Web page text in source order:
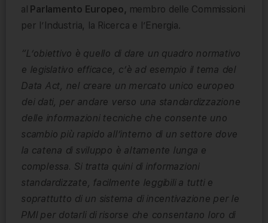
al Parlamento Europeo, membro delle Commissioni
per l’Industria, la Ricerca e l’Energia.
“L’obiettivo è quello di dare un quadro normativo
e legislativo efficace, c’è ad esempio il tema del
Data Act, nel creare un mercato unico europeo
dei dati, per andare verso una standardizzazione
delle informazioni tecniche che consente uno
scambio più rapido all’interno di un settore dove
la catena di sviluppo è altamente lunga e
complessa. Si tratta quini di informazioni
standardizzate, facilmente leggibili a tutti e
soprattutto di un sistema di incentivazione per le
PMI per dotarli di risorse che consentano loro di